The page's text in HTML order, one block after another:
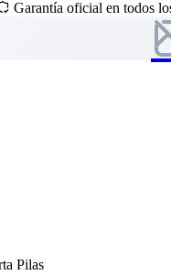
Garantía oficial en todos
Pilas